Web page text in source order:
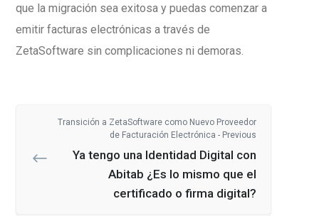
que la migración sea exitosa y puedas comenzar a
emitir facturas electrónicas a través de
ZetaSoftware sin complicaciones ni demoras.
Transición a ZetaSoftware como Nuevo Proveedor
de Facturación Electrónica - Previous
Ya tengo una Identidad Digital con
Abitab ¿Es lo mismo que el
certificado o firma digital?